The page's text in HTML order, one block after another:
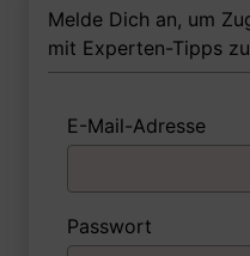
ein Patient mit dem
Sie für ihn erstellt
und wie Sie mit der
1 Beispiel
Melde Dich an, um
mit Experten-Tipps
E-Mail-Adresse
Passwort